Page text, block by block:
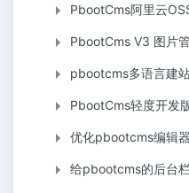
PbootCms阿里云
PbootCms V3 图片
pbootcms多语言建站插件组合套餐（含
PbootCms轻度开发版，含图
优化pbootcms编辑器视频插入
给pbootcms的后台栏目管理增